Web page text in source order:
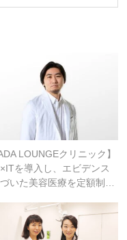
LOUNGEクリニック】
を導入し、エビデンス
いた美容医療を定額制…